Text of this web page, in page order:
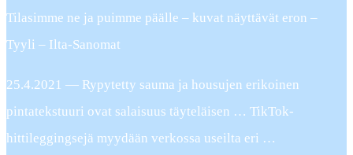
Tilasimme ne ja puimme päälle – kuvat näyttävät eron –
Tyyli – Ilta-Sanomat
25.4.2021 — Rypytetty sauma ja housujen erikoinen
pintatekstuuri ovat salaisuus täyteläisen … TikTok-
hittileggingsejä myydään verkossa useilta eri …